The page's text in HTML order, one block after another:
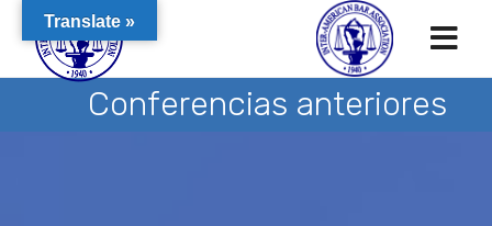
Conferencias anteriores
Translate »